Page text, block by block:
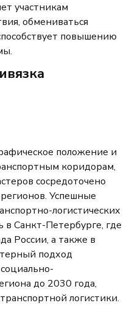
участникам
обмениваться
повышению
положение и
коридорам,
сосредоточено
Успешные
логистических
Санкт-Петербурге, где
России, а также в
подход
до 2030 года,
логистики.